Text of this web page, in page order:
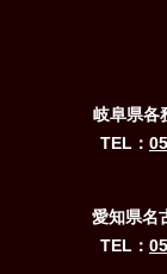
岐阜県各
TEL
愛知県名
TEL